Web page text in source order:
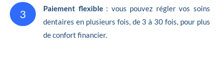
3 Paiement flexible: vous pouvez régler vos soins
dentaires en plusieurs fois, de 3 à 30 fois, pour plus
de confort financier.